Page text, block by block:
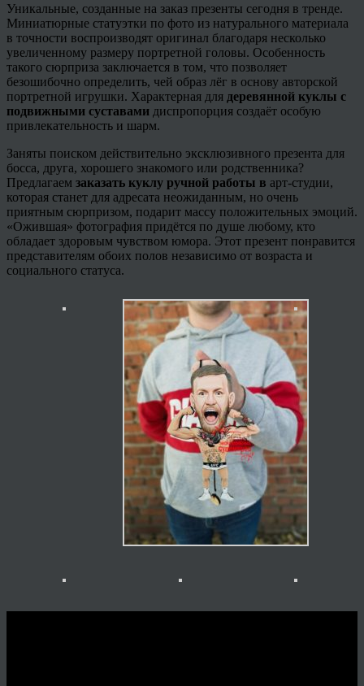
Уникальные, созданные на заказ презенты сегодня в тренде.
Миниатюрные статуэтки по фото из натурального материала
в точности воспроизводят оригинал благодаря несколько
увеличенному размеру портретной головы. Особенность
такого сюрприза заключается в том, что позволяет
безошибочно определить, чей образ лёг в основу авторской
портретной игрушки. Характерная для деревянной куклы с
подвижными суставами диспропорция создаёт особую
привлекательность и шарм.
Заняты поиском действительно эксклюзивного презента для
босса, друга, хорошего знакомого или родственника?
Предлагаем заказать куклу ручной работы в арт-студии,
которая станет для адресата неожиданным, но очень
приятным сюрпризом, подарит массу положительных эмоций.
«Ожившая» фотография придётся по душе любому, кто
обладает здоровым чувством юмора. Этот презент понравится
представителям обоих полов независимо от возраста и
социального статуса.